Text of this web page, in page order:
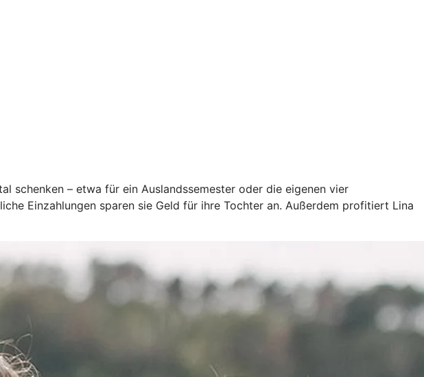
schenken – etwa für ein Auslandssemester oder die eigenen vier
Einzahlungen sparen sie Geld für ihre Tochter an. Außerdem profitiert Lina